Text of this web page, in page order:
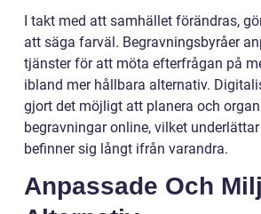
I takt med att samhället förändras,
att säga farväl. Begravningsbyråer
tjänster för att möta efterfrågan på
ibland mer hållbara alternativ.
gjort det möjligt att planera och
begravningar online, vilket
befinner sig långt ifrån varandra.
Anpassade Och